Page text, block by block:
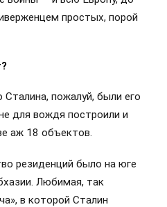
простых, порой
пожалуй, были его
для вождя построили и
аж 18 объектов.
резиденций было на юге
Любимая, так
в которой Сталин